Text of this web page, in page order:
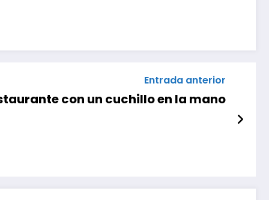
Entrada anterior
con un cuchillo en la mano